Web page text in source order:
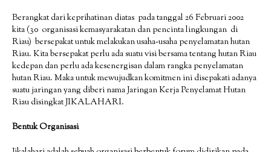
Berangkat dari keprihatinan diatas pada tanggal 26 Februari 2002
kita (30 organisasi kemasyarakatan dan pencinta lingkungan di
Riau) bersepakat untuk melakukan usaha-usaha penyelamatan hutan
Riau. Kita bersepakat perlu ada suatu visi bersama tentang hutan Riau
kedepan dan perlu ada kesenergisan dalam rangka penyelamatan
hutan Riau. Maka untuk mewujudkan komitmen ini disepakati adanya
suatu jaringan yang diberi nama Jaringan Kerja Penyelamat Hutan
Riau disingkat JIKALAHARI.
Bentuk Organisasi